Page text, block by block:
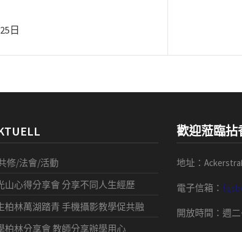
日
修/法會/活動
山心得分享會 分享不同人生經歷
柏林萬湖踏青 手機攝影教學促共融
柏林分享會 教師分享辦學用心
歡迎蒞臨拈
地址：
電子信箱：
開放時間 ： 週二